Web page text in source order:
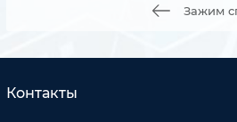
Зажим
Контакты